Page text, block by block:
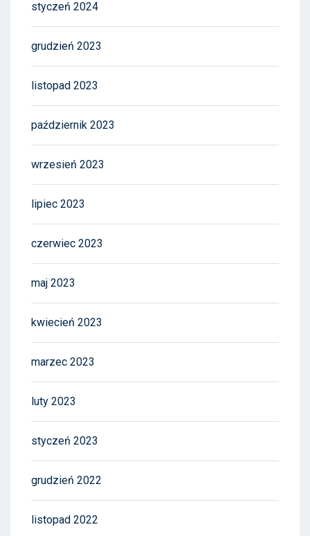
styczeń 2024
grudzień 2023
listopad 2023
październik 2023
wrzesień 2023
lipiec 2023
czerwiec 2023
maj 2023
kwiecień 2023
marzec 2023
luty 2023
styczeń 2023
grudzień 2022
listopad 2022